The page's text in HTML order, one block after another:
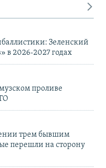
Зеленский
в 2026-2027 годах
проливе
трем бывшим
перешли на сторону